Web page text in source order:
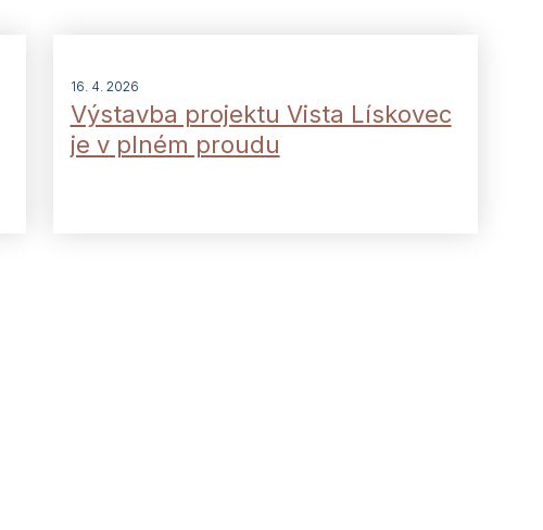
16. 4. 2026
Výstavba projektu Vista Lískovec
je v plném proudu